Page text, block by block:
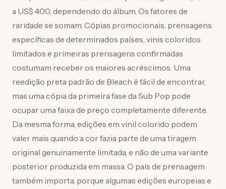
a US$ 400, dependendo do álbum. Os fatores de
raridade se somam. Cópias promocionais, prensagens
específicas de determinados países, vinis coloridos
limitados e primeiras prensagens confirmadas
costumam receber os maiores acréscimos. Uma
reedição preta padrão de Bleach é fácil de encontrar,
mas uma cópia da primeira fase da Sub Pop pode
ocupar uma faixa de preço completamente diferente.
Da mesma forma, edições em vinil colorido podem
valer mais quando a cor fazia parte de uma tiragem
original genuinamente limitada, e não de uma variante
posterior produzida em massa. O país de prensagem
também importa, porque algumas edições europeias e